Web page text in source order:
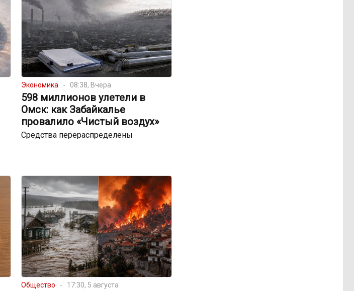
Экономика 08:38, Вчера
598 миллионов улетели в
Омск: как Забайкалье
провалило «Чистый воздух»
Средства перераспределены
Общество 17:30, 5 августа